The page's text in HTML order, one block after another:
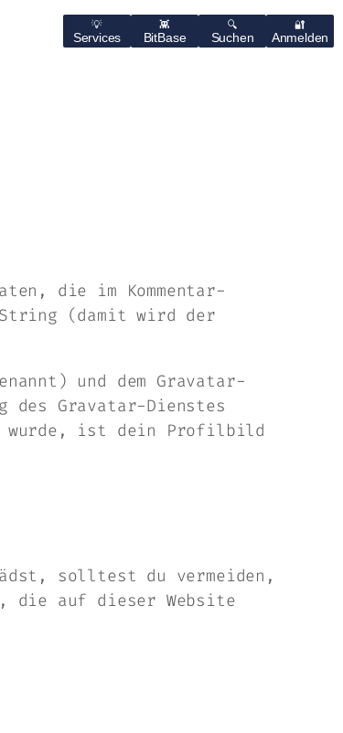
Services BitBase Suchen Anmelden
die im Kommentar-
String (damit wird der
und dem Gravatar-
des Gravatar-Dienstes
wurde, ist dein Profilbild
solltest du vermeiden,
die auf dieser Website